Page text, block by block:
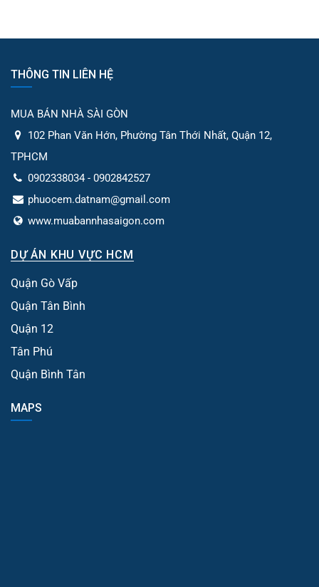
THÔNG TIN LIÊN HỆ
MUA BÁN NHÀ SÀI GÒN
102 Phan Văn Hớn, Phường Tân Thới Nhất, Quận 12,
TPHCM
0902338034 - 0902842527
phuocem.datnam@gmail.com
www.muabannhasaigon.com
DỰ ÁN KHU VỰC HCM
Quận Gò Vấp
Quận Tân Bình
Quận 12
Tân Phú
Quận Bình Tân
MAPS